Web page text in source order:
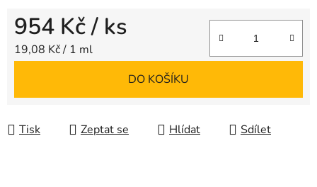
954 Kč/ ks
Měrná cena:
19,08 Kč / 1 ml
DO KOŠÍKU
Tisk Zeptat se Hlídat Sdílet